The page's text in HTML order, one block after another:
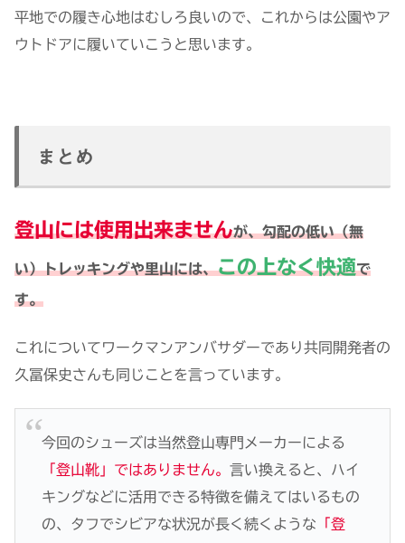
平地での履き心地はむしろ良いので、これからは公園やア
ウトドアに履いていこうと思います。
まとめ
登山には使用出来ませんが、勾配の低い（無
い）トレッキングや里山には、この上なく快適で
す。
これについてワークマンアンバサダーであり共同開発者の
久冨保史さんも同じことを言っています。
今回のシューズは当然登山専門メーカーによる
「登山靴」ではありません。 言い換えると、ハイ
キングなどに活用できる特徴を備えてはいるもの
の、タフでシビアな状況が長く続くような 「登